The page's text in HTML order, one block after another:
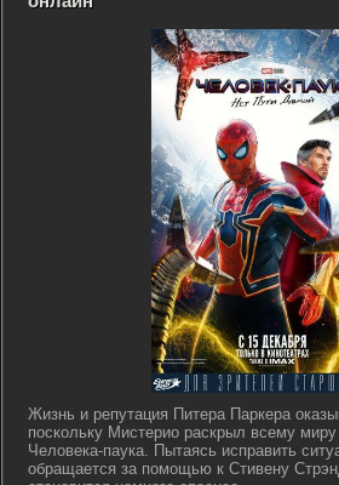
Жизнь и репутация Питера Паркера
поскольку Мистерио раскрыл всему миру
Человека-паука. Пытаясь исправить
обращается за помощью к Стивену